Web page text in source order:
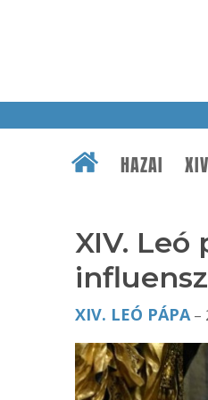
HAZAI
XIV.
XIV. LEÓ PÁPA–